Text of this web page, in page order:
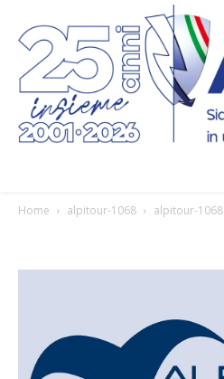
Home alpitour-1068 alpitour-1068